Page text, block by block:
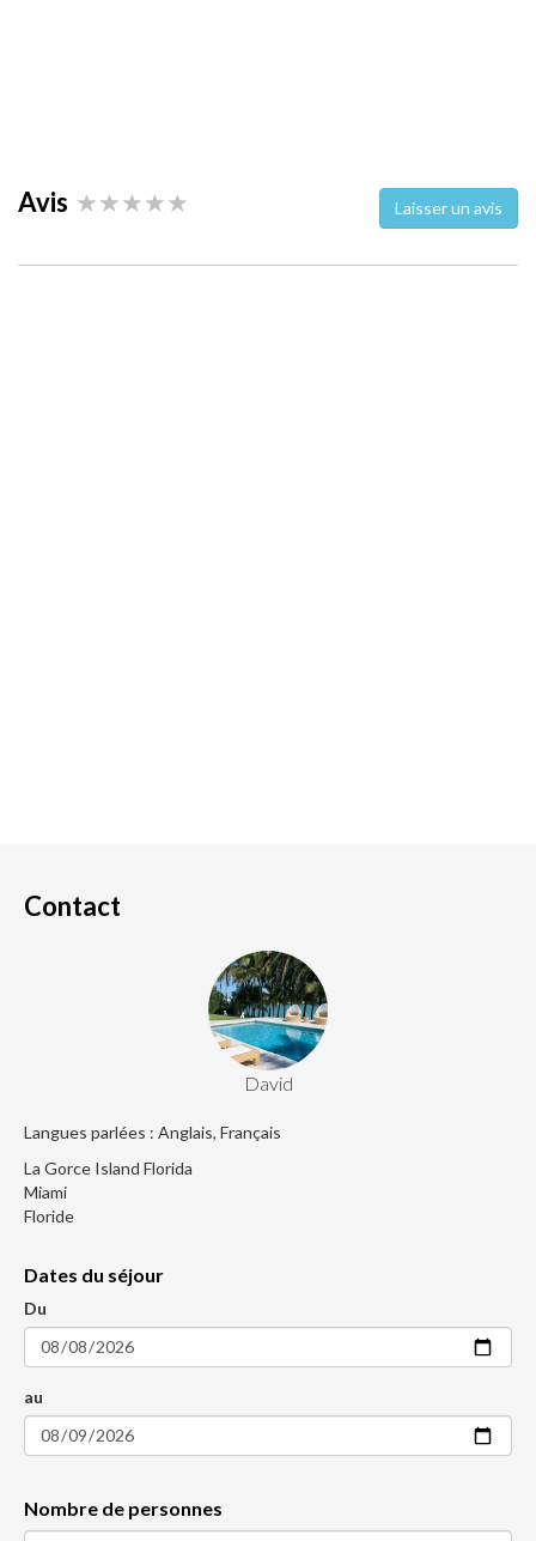
Avis Laisser un avis
Contact
David
Langues parlées : Anglais, Français
La Gorce Island Florida
Miami
Floride
Dates du séjour
Du
au
Nombre de personnes